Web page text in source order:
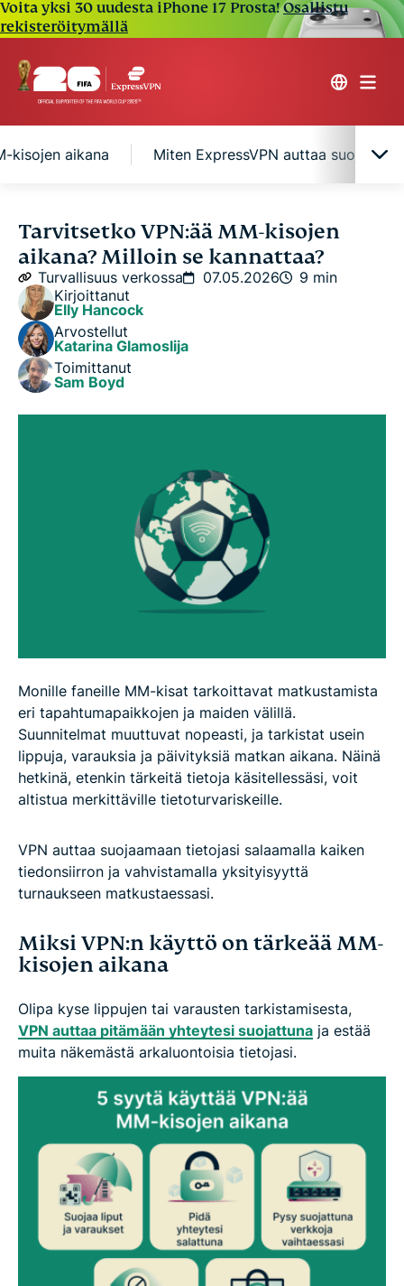
Voita yksi 30 uudesta iPhone 17 Prosta!Osallistu
rekisteröitymällä
kisojen aikana Miten ExpressVPN auttaa
Miksi VPN:n käyttö on tärkeää MM-kisojen aikana
Milloin VPN:ää kannattaa käyttää MM-kisojen
aikana
Miten ExpressVPN auttaa suojaamaan sinua MM-
kisamatkalla
Nopea VPN-tarkistuslista MM-kisamatkaajille
Tarvitsetko VPN:ää MM-kisojen
aikana? Milloin se kannattaa?
Turvallisuus verkossa 07.05.2026
9 min
Kirjoittanut
Elly Hancock
Arvostellut
Katarina Glamoslija
Toimittanut
Sam Boyd
Monille faneille MM-kisat tarkoittavat matkustamista
eri tapahtumapaikkojen ja maiden välillä.
Suunnitelmat muuttuvat nopeasti, ja tarkistat usein
lippuja, varauksia ja päivityksiä matkan aikana. Näinä
hetkinä, etenkin tärkeitä tietoja käsitellessäsi, voit
altistua merkittäville tietoturvariskeille.
VPN auttaa suojaamaan tietojasi salaamalla kaiken
tiedonsiirron ja vahvistamalla yksityisyyttä
turnaukseen matkustaessasi.
Miksi VPN:n käyttö on tärkeää MM-
kisojen aikana
Olipa kyse lippujen tai varausten tarkistamisesta,
VPN auttaa pitämään yhteytesi suojattuna ja estää
muita näkemästä arkaluontoisia tietojasi.